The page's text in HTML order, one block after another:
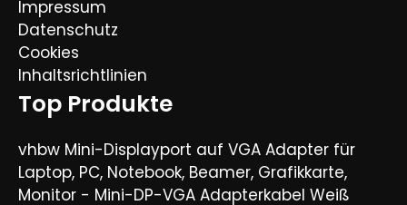
Impressum
Datenschutz
Cookies
Inhaltsrichtlinien
Top Produkte
vhbw Mini-Displayport auf VGA Adapter für
Laptop, PC, Notebook, Beamer, Grafikkarte,
Monitor - Mini-DP-VGA Adapterkabel Weiß